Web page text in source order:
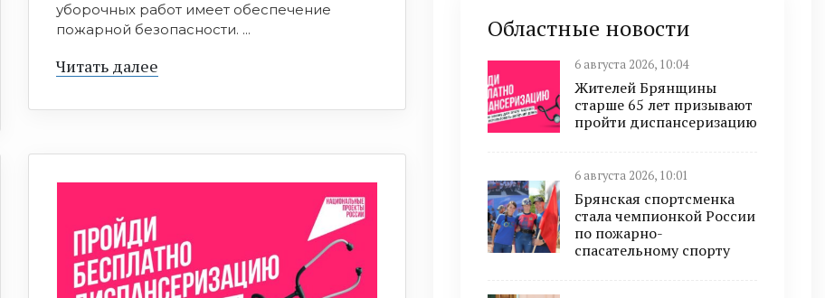
уборочных работ имеет обеспечение
пожарной безопасности. ...
Читать далее
Областные новости
6 августа 2026, 10:04
Жителей Брянщины
старше 65 лет призывают
пройти диспансеризацию
6 августа 2026, 10:01
Брянская спортсменка
стала чемпионкой России
по пожарно-
спасательному спорту